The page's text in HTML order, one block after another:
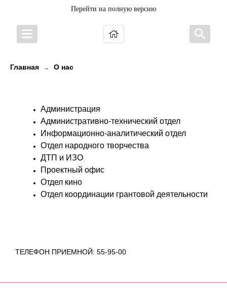
Перейти на полную версию
Главная → О нас
Администрация
Административно-технический отдел
Информационно-аналитический отдел
Отдел народного творчества
ДТП и ИЗО
Проектный офис
Отдел кино
Отдел координации грантовой деятельности
ТЕЛЕФОН ПРИЕМНОЙ: 55-95-00